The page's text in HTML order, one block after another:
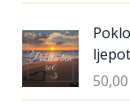
50,00